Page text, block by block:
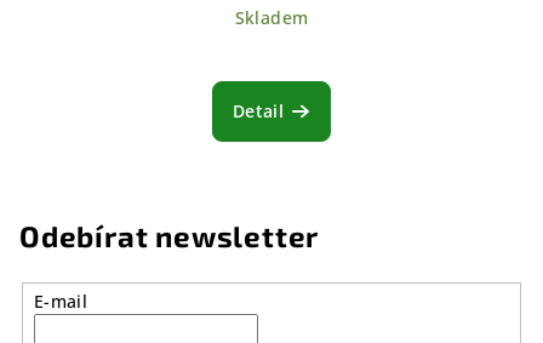
Skladem
Detail
Odebírat newsletter
E-mail